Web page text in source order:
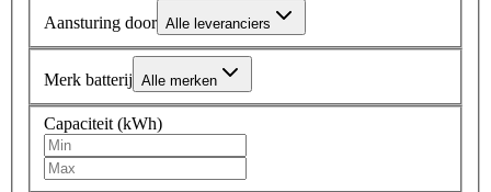
Aansturing door Alle leveranciers
Merk batterij Alle merken
Capaciteit (kWh)